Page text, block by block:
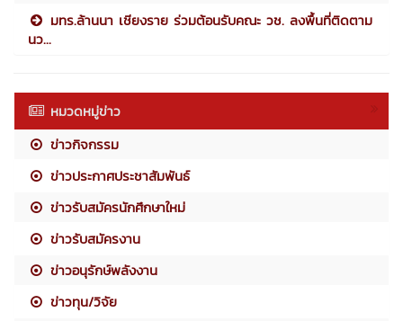
มทร.ล้านนา เชียงราย ร่วมต้อนรับคณะ วช. ลงพื้นที่ติดตาม
นว...
หมวดหมู่ข่าว
ข่าวกิจกรรม
ข่าวประกาศประชาสัมพันธ์
ข่าวรับสมัครนักศึกษาใหม่
ข่าวรับสมัครงาน
ข่าวอนุรักษ์พลังงาน
ข่าวทุน/วิจัย